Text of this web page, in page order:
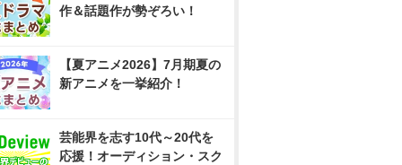
作＆話題作が勢ぞろい！
【夏アニメ2026】7月期夏の
新アニメを一挙紹介！
芸能界を志す10代～20代を
応援！オーディション・スク